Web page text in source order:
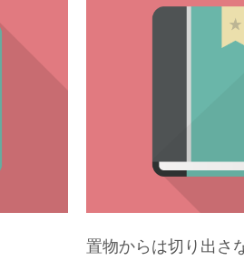
置物からは切り出さ